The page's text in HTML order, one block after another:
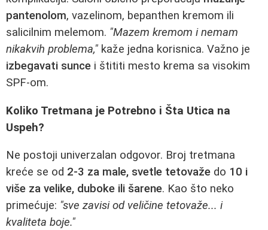
pantenolom, vazelinom, bepanthen kremom ili
salicilnim melemom. "Mazem kremom i nemam
nikakvih problema," kaže jedna korisnica. Važno je
izbegavati sunce i štititi mesto krema sa visokim
SPF-om.
Koliko Tretmana je Potrebno i Šta Uticа na
Uspeh?
Ne postoji univerzalan odgovor. Broj tretmana
kreće se od 2-3 za male, svetle tetovaže do 10 i
više za velike, duboke ili šarene. Kao što neko
primećuje: "sve zavisi od veličine tetovaže... i
kvaliteta boje."